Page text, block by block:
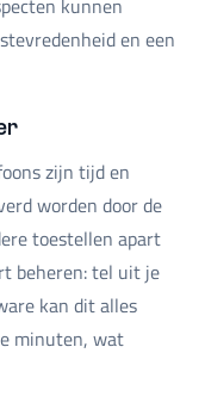
kunnen
en een
zijn tijd en
worden door de
toestellen apart
beheren: tel uit je
kan dit alles
minuten, wat